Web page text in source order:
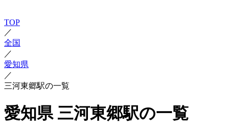
TOP
／
全国
／
愛知県
／
三河東郷駅の一覧
愛知県 三河東郷駅の一覧